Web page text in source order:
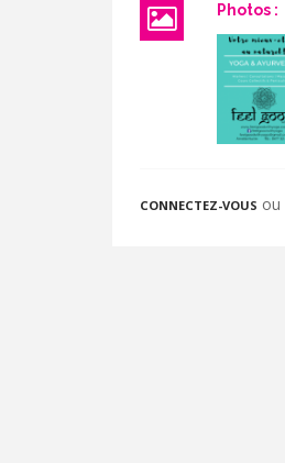
Photos :
CONNECTEZ-VOUS ou